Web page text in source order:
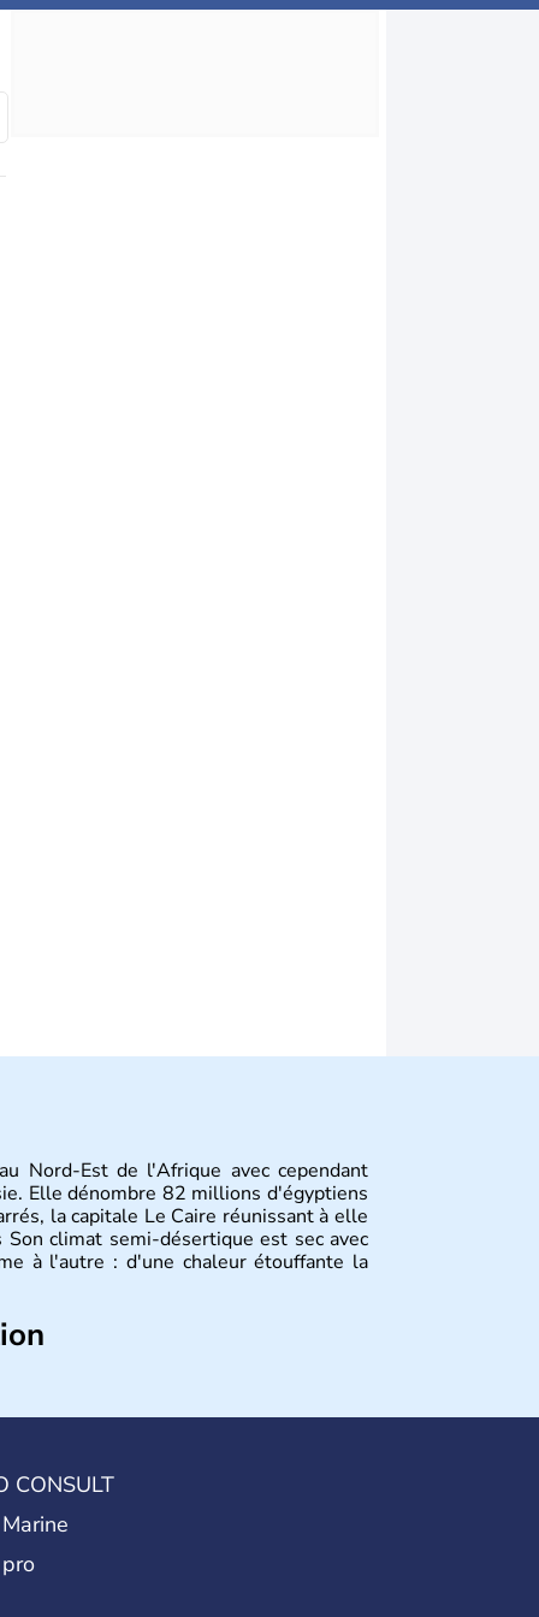
Nord-Est de l'Afrique avec cependant
Elle dénombre 82 millions d'égyptiens
la capitale Le Caire réunissant à elle
climat semi-désertique est sec avec
à l'autre : d'une chaleur étouffante la
république démocratique se développe
et en garde sa langue officielle.
CONSULT